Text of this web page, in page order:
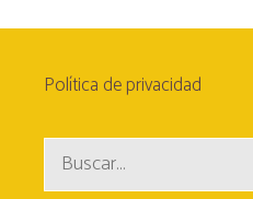
Política de privacidad
Buscar: